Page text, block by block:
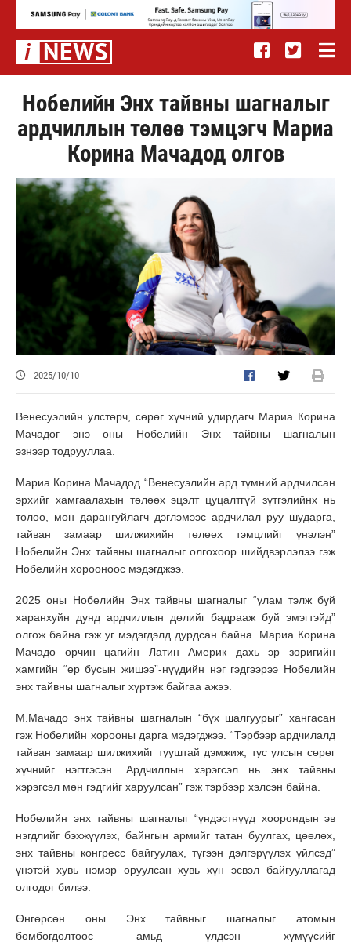
Нобелийн Энх тайвны шагналыг
ардчиллын төлөө тэмцэгч Мариа
Корина Мачадод олгов
2025/10/10
Венесуэлийн улстөрч, сөрөг хүчний удирдагч Мариа Корина
Мачадог энэ оны Нобелийн Энх тайвны шагналын
эзнээр тодрууллаа.
Мариа Корина Мачадод “Венесуэлийн ард түмний ардчилсан
эрхийг хамгаалахын төлөөх эцэлт цуцалтгүй зүтгэлийнх нь
төлөө, мөн дарангуйлагч дэглэмээс ардчилал руу шударга,
тайван замаар шилжихийн төлөөх тэмцлийг үнэлэн”
Нобелийн Энх тайвны шагналыг олгохоор шийдвэрлэлээ гэж
Нобелийн хорооноос мэдэгджээ.
2025 оны Нобелийн Энх тайвны шагналыг “улам тэлж буй
харанхуйн дунд ардчиллын дөлийг бадрааж буй эмэгтэйд”
олгож байна гэж уг мэдэгдэлд дурдсан байна. Мариа Корина
Мачадо орчин цагийн Латин Америк дахь эр зоригийн
хамгийн “ер бусын жишээ”-нүүдийн нэг гэдгээрээ Нобелийн
энх тайвны шагналыг хүртэж байгаа ажээ.
М.Мачадо энх тайвны шагналын “бүх шалгуурыг” хангасан
гэж Нобелийн хорооны дарга мэдэгджээ. “Тэрбээр ардчилалд
тайван замаар шилжихийг тууштай дэмжиж, тус улсын сөрөг
хүчнийг нэгтгэсэн. Ардчиллын хэрэгсэл нь энх тайвны
хэрэгсэл мөн гэдгийг харуулсан” гэж тэрбээр хэлсэн байна.
Нобелийн энх тайвны шагналыг “үндэстнүүд хоорондын эв
нэгдлийг бэхжүүлэх, байнгын армийг татан буулгах, цөөлөх,
энх тайвны конгресс байгуулах, түгээн дэлгэрүүлэх үйлсэд”
үнэтэй хувь нэмэр оруулсан хувь хүн эсвэл байгууллагад
олгодог билээ.
Өнгөрсөн оны Энх тайвныг шагналыг атомын
бөмбөгдөлтөөс амьд үлдсэн хүмүүсийг